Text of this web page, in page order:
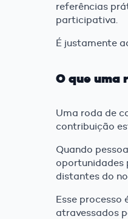
referências
participativa.
É justamente
O que uma
Uma roda de
contribuição
Quando
oportunidades
distantes do
Esse
atravessados